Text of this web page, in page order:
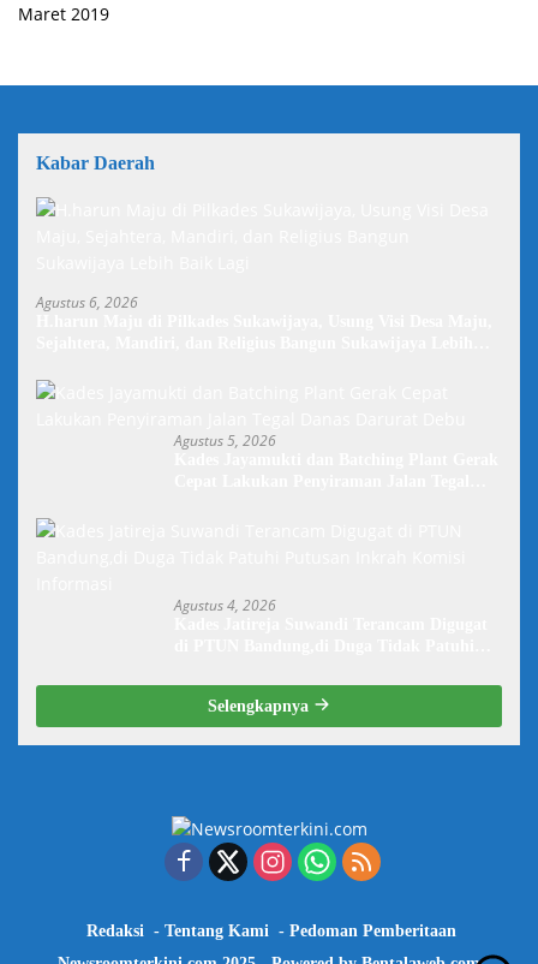
Maret 2019
Kabar Daerah
Agustus 6, 2026
Agustus 5, 2026
Agustus 4, 2026
Selengkapnya
Redaksi Tentang Kami
Pedoman Pemberitaan